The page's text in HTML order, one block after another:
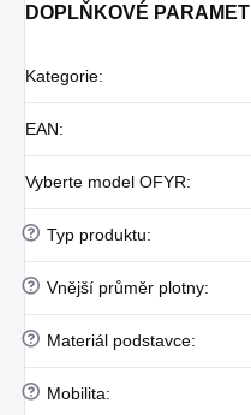
DOPLŇKOVÉ
Kategorie:
EAN:
Vyberte model OFYR:
? Typ produktu:
? Vnější průměr plotny:
? Materiál podstavce:
? Mobilita: